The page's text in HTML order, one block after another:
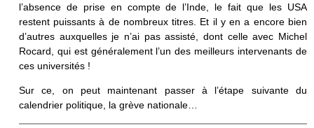
l’absence de prise en compte de l’Inde, le fait que les USA
restent puissants à de nombreux titres. Et il y en a encore bien
d’autres auxquelles je n’ai pas assisté, dont celle avec Michel
Rocard, qui est généralement l’un des meilleurs intervenants de
ces universités !
Sur ce, on peut maintenant passer à l’étape suivante du
calendrier politique, la grève nationale…